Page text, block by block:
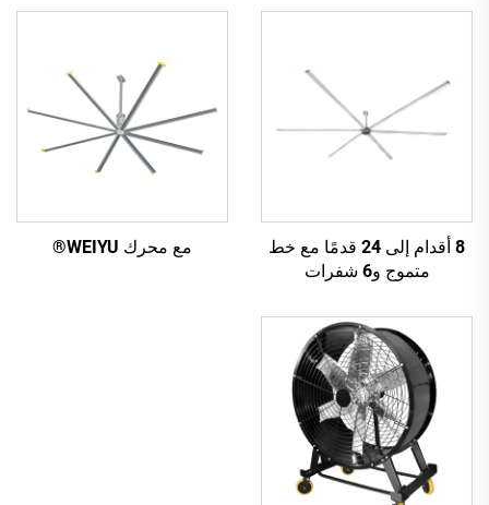
8 أقدام إلى 24 قدمًا مع خط
متموج و6 شفرات
مع محرك WEIYU®